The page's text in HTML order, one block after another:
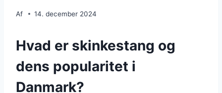
Af 14. december 2024
Hvad er skinkestang og
dens popularitet i
Danmark?